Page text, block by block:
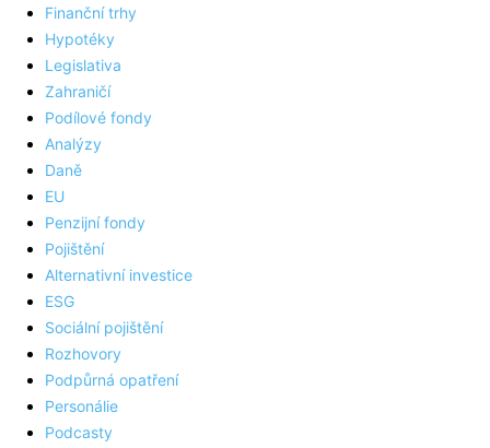
Finanční trhy
Hypotéky
Legislativa
Zahraničí
Podílové fondy
Analýzy
Daně
EU
Penzijní fondy
Pojištění
Alternativní investice
ESG
Sociální pojištění
Rozhovory
Podpůrná opatření
Personálie
Podcasty